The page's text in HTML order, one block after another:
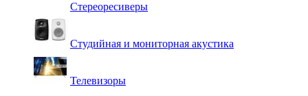
Стереоресиверы
Студийная и мониторная акустика
Телевизоры